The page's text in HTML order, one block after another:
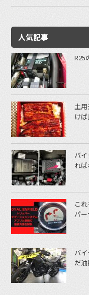
人気記事
R25
土
け
バ
れ
こ
パ
バ
だ油